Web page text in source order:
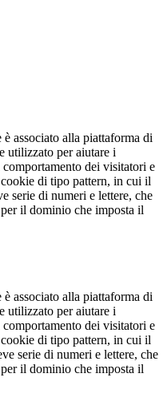
associato alla piattaforma di
utilizzato per aiutare i
dei visitatori e
di tipo pattern, in cui il
serie di numeri e lettere, che
il dominio che imposta il
associato alla piattaforma di
utilizzato per aiutare i
dei visitatori e
di tipo pattern, in cui il
serie di numeri e lettere, che
il dominio che imposta il